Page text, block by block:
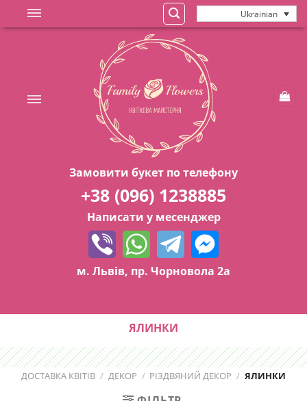
to
Ukrainian
Замовити букет по телефону
+38 (096) 1238885
Написати у месенджер
м. Львів, пр. Чорновола 2а
ЯЛИНКИ
ДОСТАВКА КВІТІВ / ДЕКОР / РІЗДВЯНИЙ ДЕКОР / ЯЛИНКИ